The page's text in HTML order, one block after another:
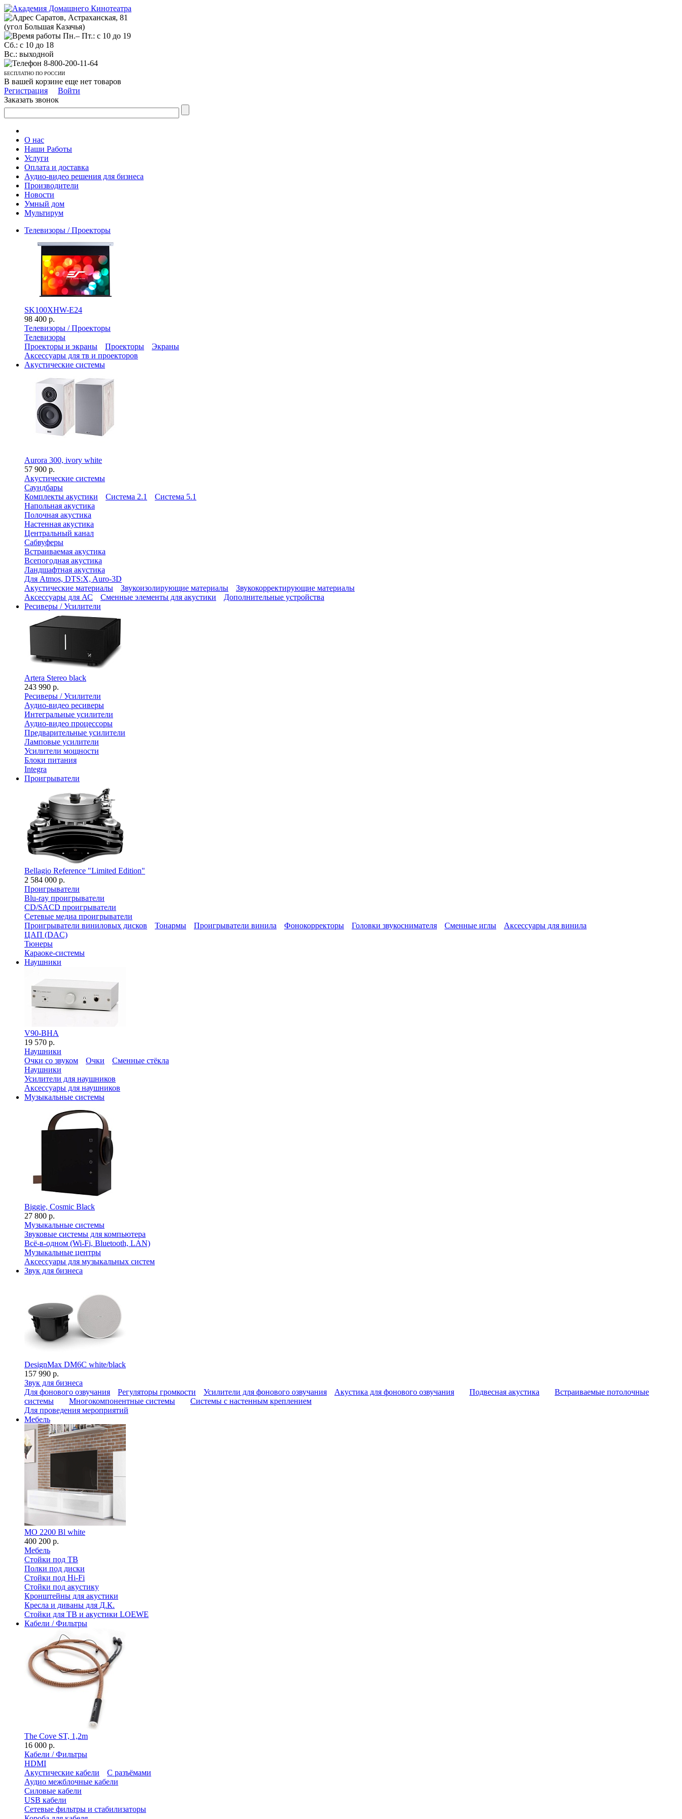
Саратов, Астраханская, 81
(угол Большая Казачья)
Пн.– Пт.: с 10 до 19
Сб.: с 10 до 18
Вс.: выходной
8-800-200-11-64
БЕСПЛАТНО ПО РОССИИ
В вашей корзине еще нет товаров
Регистрация
Войти
Заказать звонок
О нас
Наши Работы
Услуги
Оплата и доставка
Аудио-видео решения для бизнеса
Производители
Новости
Умный дом
Мультирум
Телевизоры / Проекторы
SK100XHW-E24
98 400 р.
Телевизоры / Проекторы
Телевизоры
Проекторы и экраны
Проекторы
Экраны
Аксессуары для тв и проекторов
Акустические системы
Aurora 300, ivory white
57 900 р.
Акустические системы
Саундбары
Комплекты акустики
Система 2.1
Система 5.1
Напольная акустика
Полочная акустика
Настенная акустика
Центральный канал
Сабвуферы
Встраиваемая акустика
Всепогодная акустика
Ландшафтная акустика
Для Atmos, DTS:X, Auro-3D
Акустические материалы
Звукоизолирующие материалы
Звукокорректирующие материалы
Аксессуары для АС
Сменные элементы для акустики
Дополнительные устройства
Ресиверы / Усилители
Artera Stereo black
243 990 р.
Ресиверы / Усилители
Аудио-видео ресиверы
Интегральные усилители
Аудио-видео процессоры
Предварительные усилители
Ламповые усилители
Усилители мощности
Блоки питания
Integra
Проигрыватели
Bellagio Reference "Limited Edition"
2 584 000 р.
Проигрыватели
Blu-ray проигрыватели
CD/SACD проигрыватели
Сетевые медиа проигрыватели
Проигрыватели виниловых дисков
Тонармы Проигрыватели винила Фонокорректоры Головки звукоснимателя Сменные иглы
Аксессуары для винила
ЦАП (DAC)
Тюнеры
Караоке-системы
Наушники
V90-BHA
19 570 р.
Наушники
Очки со звуком
Очки
Сменные стёкла
Наушники
Усилители для наушников
Аксессуары для наушников
Музыкальные системы
Biggie, Cosmic Black
27 800 р.
Музыкальные системы
Звуковые системы для компьютера
Всё-в-одном (Wi-Fi, Bluetooth, LAN)
Музыкальные центры
Аксессуары для музыкальных систем
Звук для бизнеса
DesignMax DM6C white/black
157 990 р.
Звук для бизнеса
Для фонового озвучания
Регуляторы громкости Усилители для фонового озвучания Акустика для фонового озвучания Подвесная акустика
Встраиваемые потолочные
системы
Многокомпонентные системы
Системы с настенным креплением
Для проведения мероприятий
Мебель
MO 2200 Bl white
400 200 р.
Мебель
Стойки под ТВ
Полки под диски
Стойки под Hi-Fi
Стойки под акустику
Кронштейны для акустики
Кресла и диваны для Д.К.
Стойки для ТВ и акустики LOEWE
Кабели / Фильтры
The Cove ST, 1,2m
16 000 р.
Кабели / Фильтры
HDMI
Акустические кабели
С разъёмами
Аудио межблочные кабели
Силовые кабели
USB кабели
Сетевые фильтры и стабилизаторы